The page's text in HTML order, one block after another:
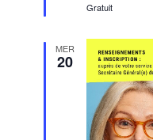
Gratuit
MER
20